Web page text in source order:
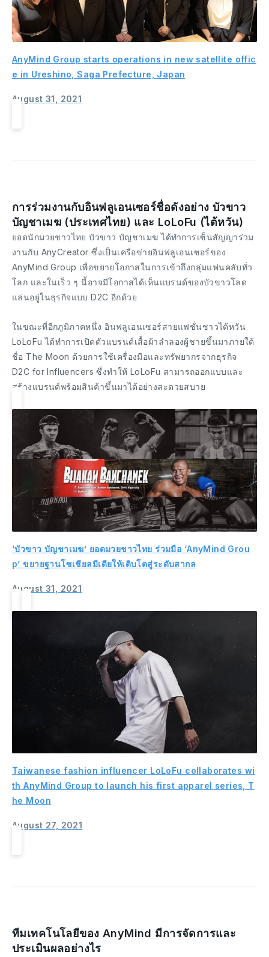
AnyMind Group starts operations in new satellite offic
e in Ureshino, Saga Prefecture, Japan
August 31, 2021
การร่วมงานกับอินฟลูเอนเซอร์ชื่อดังอย่าง บัวขาว
บัญชาเมฆ (ประเทศไทย) และ LoLoFu (ไต้หวัน)
ยอดนักมวยชาวไทย บัวขาว บัญชาเมฆ ได้ทำการเซ็นสัญญาร่วม
งานกับ AnyCreator ซึ่งเป็นเครือข่ายอินฟลูเอนเซอร์ของ
AnyMind Group เพื่อขยายโอกาสในการเข้าถึงกลุ่มแฟนคลับทั่ว
โลก และในเร็ว ๆ นี้อาจมีโอกาสได้เห็นแบรนด์ของบัวขาวโลด
แล่นอยู่ในธุรกิจแบบ D2C อีกด้วย
ในขณะที่อีกภูมิภาคหนึ่ง อินฟลูเอนเซอร์สายแฟชั่นชาวไต้หวัน
LoLoFu ได้ทำการเปิดตัวแบรนด์เสื้อผ้าลำลองผู้ชายขึ้นมาภายใต้
ชื่อ The Moon ด้วยการใช้เครื่องมือและทรัพยากรจากธุรกิจ
D2C for Influencers ซึ่งทำให้ LoLoFu สามารถออกแบบและ
สร้างแบรนด์พร้อมสินค้าขึ้นมาได้อย่างสะดวยสบาย
‘บัวขาว บัญชาเมฆ’ ยอดมวยชาวไทย ร่วมมือ ‘AnyMind Grou
p’ ขยายฐานโซเชียลมีเดียให้เติบโตสู่ระดับสากล
August 31, 2021
Taiwanese fashion influencer LoLoFu collaborates wi
th AnyMind Group to launch his first apparel series, T
he Moon
August 27, 2021
ทีมเทคโนโลยีของ AnyMind มีการจัดการและ
ประเมินผลอย่างไร